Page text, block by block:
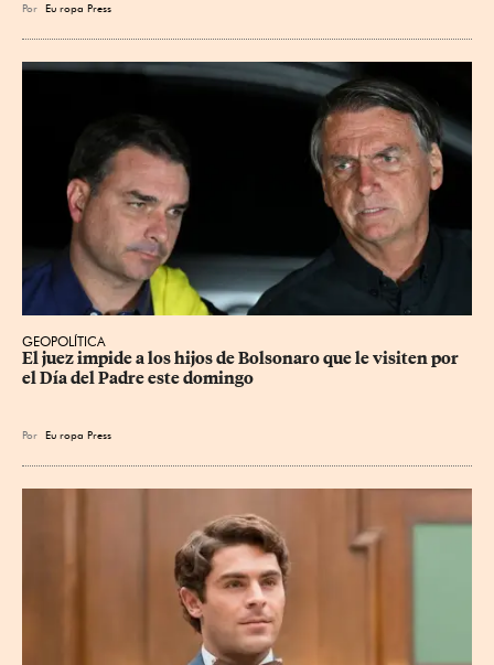
Por Eu ropa Press
GEOPOLÍTICA
El juez impide a los hijos de Bolsonaro que le visiten por
el Día del Padre este domingo
Por Eu ropa Press